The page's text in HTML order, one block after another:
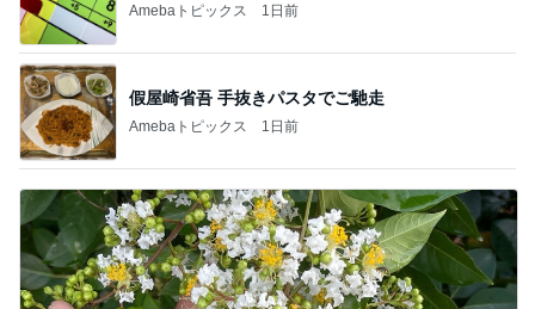
Amebaトピックス 1日前
假屋崎省吾 手抜きパスタでご馳走
Amebaトピックス 1日前